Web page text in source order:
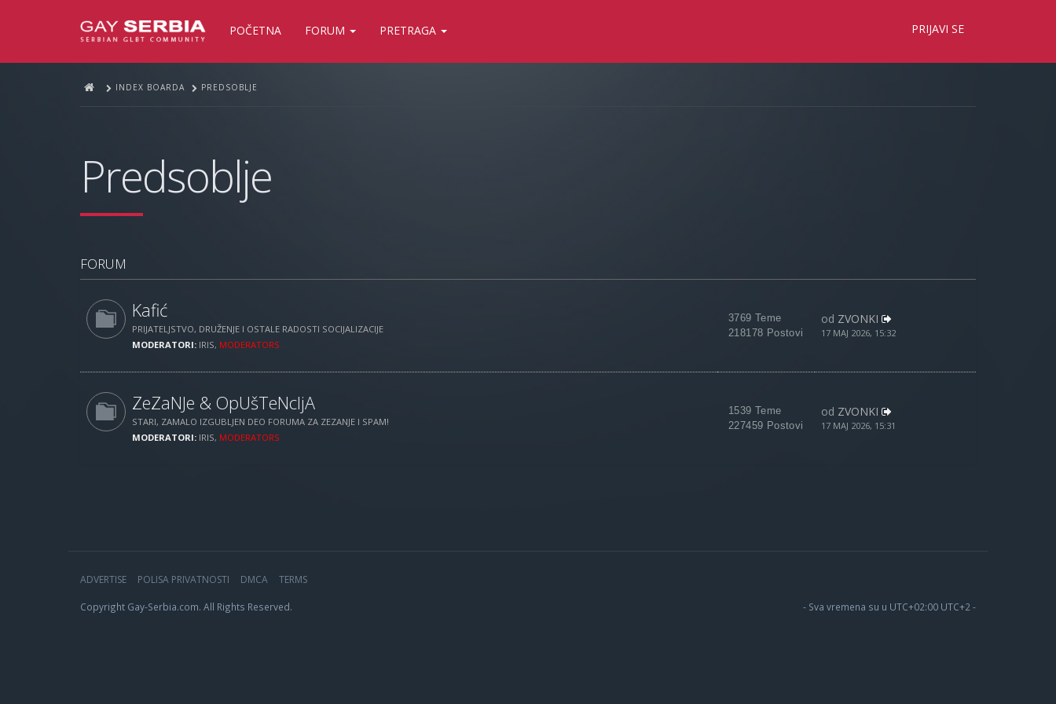
POČETNA FORUM PRETRAGA PRIJAVI SE
INDEX BOARDA PREDSOBLJE
Predsoblje
FORUM
Kafić
PRIJATELJSTVO, DRUŽENJE I OSTALE RADOSTI SOCIJALIZACIJE
MODERATORI: IRIS, MODERATORS
3769 Teme
218178 Postovi
od ZVONKI
17 MAJ 2026, 15:32
ZeZaNJe & OpUšTeNcIjA
STARI, ZAMALO IZGUBLJEN DEO FORUMA ZA ZEZANJE I SPAM!
MODERATORI: IRIS, MODERATORS
1539 Teme
227459 Postovi
od ZVONKI
17 MAJ 2026, 15:31
ADVERTISE POLISA PRIVATNOSTI DMCA TERMS
Copyright Gay-Serbia.com. All Rights Reserved. - Sva vremena su u UTC+02:00 UTC+2 -